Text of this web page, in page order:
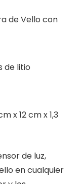
de Vello con
de litio
x 12 cm x 1,3
de luz,
en cualquier